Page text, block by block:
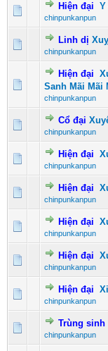
Hiện đại Y
chinpunkanpun
0
Linh dị
chinpunkanpun
0
Hiện đại
Sanh Mãi Mãi
chinpunkanpun
0
Cổ đại
chinpunkanpun
0
Hiện đại
chinpunkanpun
0
Hiện đại
chinpunkanpun
0
Hiện đại
chinpunkanpun
0
Hiện đại
chinpunkanpun
0
Hiện đại
chinpunkanpun
0
Trùng sinh
chinpunkanpun
0